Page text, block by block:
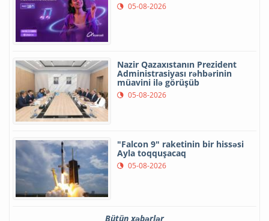
05-08-2026
Nazir Qazaxıstanın Prezident
Administrasiyası rəhbərinin
müavini ilə görüşüb
05-08-2026
"Falcon 9" raketinin bir hissəsi
Ayla toqquşacaq
05-08-2026
Bütün xəbərlər